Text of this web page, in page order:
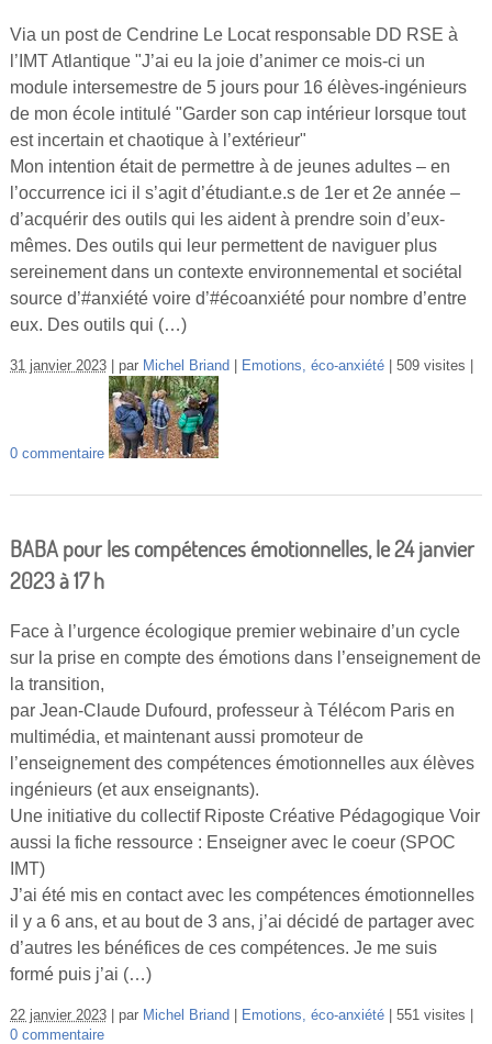
Via un post de Cendrine Le Locat responsable DD RSE à
l’IMT Atlantique "J’ai eu la joie d’animer ce mois-ci un
module intersemestre de 5 jours pour 16 élèves-ingénieurs
de mon école intitulé "Garder son cap intérieur lorsque tout
est incertain et chaotique à l’extérieur"
Mon intention était de permettre à de jeunes adultes – en
l’occurrence ici il s’agit d’étudiant.e.s de 1er et 2e année –
d’acquérir des outils qui les aident à prendre soin d’eux-
mêmes. Des outils qui leur permettent de naviguer plus
sereinement dans un contexte environnemental et sociétal
source d’#anxiété voire d’#écoanxiété pour nombre d’entre
eux. Des outils qui (…)
31 janvier 2023 par Michel Briand Emotions, éco-anxiété 509 visites
0 commentaire
BABA pour les compétences émotionnelles, le 24 janvier
2023 à 17 h
Face à l’urgence écologique premier webinaire d’un cycle
sur la prise en compte des émotions dans l’enseignement de
la transition,
par Jean-Claude Dufourd, professeur à Télécom Paris en
multimédia, et maintenant aussi promoteur de
l’enseignement des compétences émotionnelles aux élèves
ingénieurs (et aux enseignants).
Une initiative du collectif Riposte Créative Pédagogique Voir
aussi la fiche ressource : Enseigner avec le coeur (SPOC
IMT)
J’ai été mis en contact avec les compétences émotionnelles
il y a 6 ans, et au bout de 3 ans, j’ai décidé de partager avec
d’autres les bénéfices de ces compétences. Je me suis
formé puis j’ai (…)
22 janvier 2023 par Michel Briand Emotions, éco-anxiété
551 visites
0 commentaire